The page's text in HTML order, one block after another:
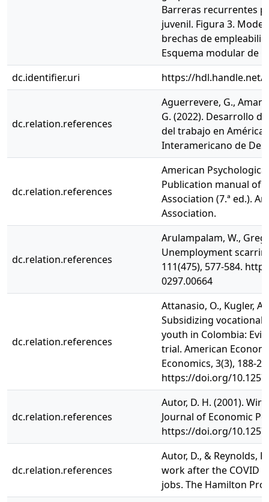
Barreras recurrentes
juvenil. Figura 3.
brechas de
Esquema modular de
dc.identifier.uri
https://hdl.handle.net/
dc.relation.references
Aguerrevere, G.,
G. (2022). Desarrollo
del trabajo en América
Interamericano de
dc.relation.references
American
Publication manual of
Association (7.ª ed.).
Association.
dc.relation.references
Arulampalam, W.,
Unemployment
111(475), 577-584.
0297.00664
dc.relation.references
Attanasio, O., Kugler,
Subsidizing
youth in Colombia:
trial. American
Economics, 3(3), 188-
https://doi.org/
dc.relation.references
Autor, D. H. (2001).
Journal of Economic
https://doi.org/
dc.relation.references
Autor, D., & Reynolds,
work after the COVID
jobs. The Hamilton